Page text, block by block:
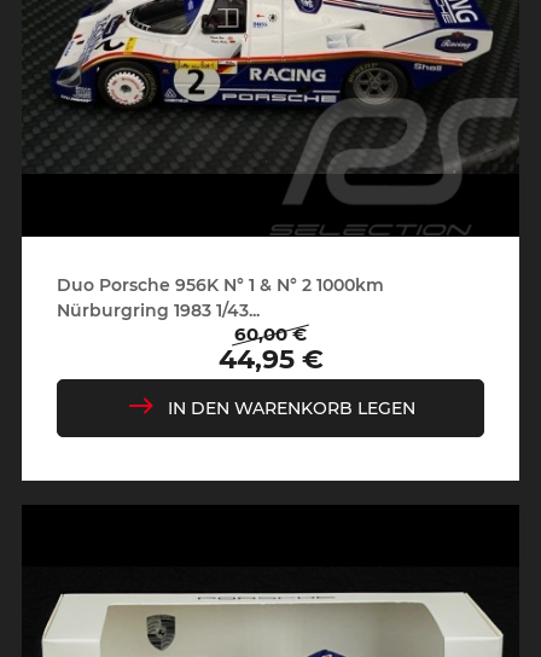
Duo Porsche 956K N° 1 & N° 2 1000km
Nürburgring 1983 1/43...
Regulärer
Preis
60,00 €
Preis
44,95 €
IN DEN WARENKORB LEGEN